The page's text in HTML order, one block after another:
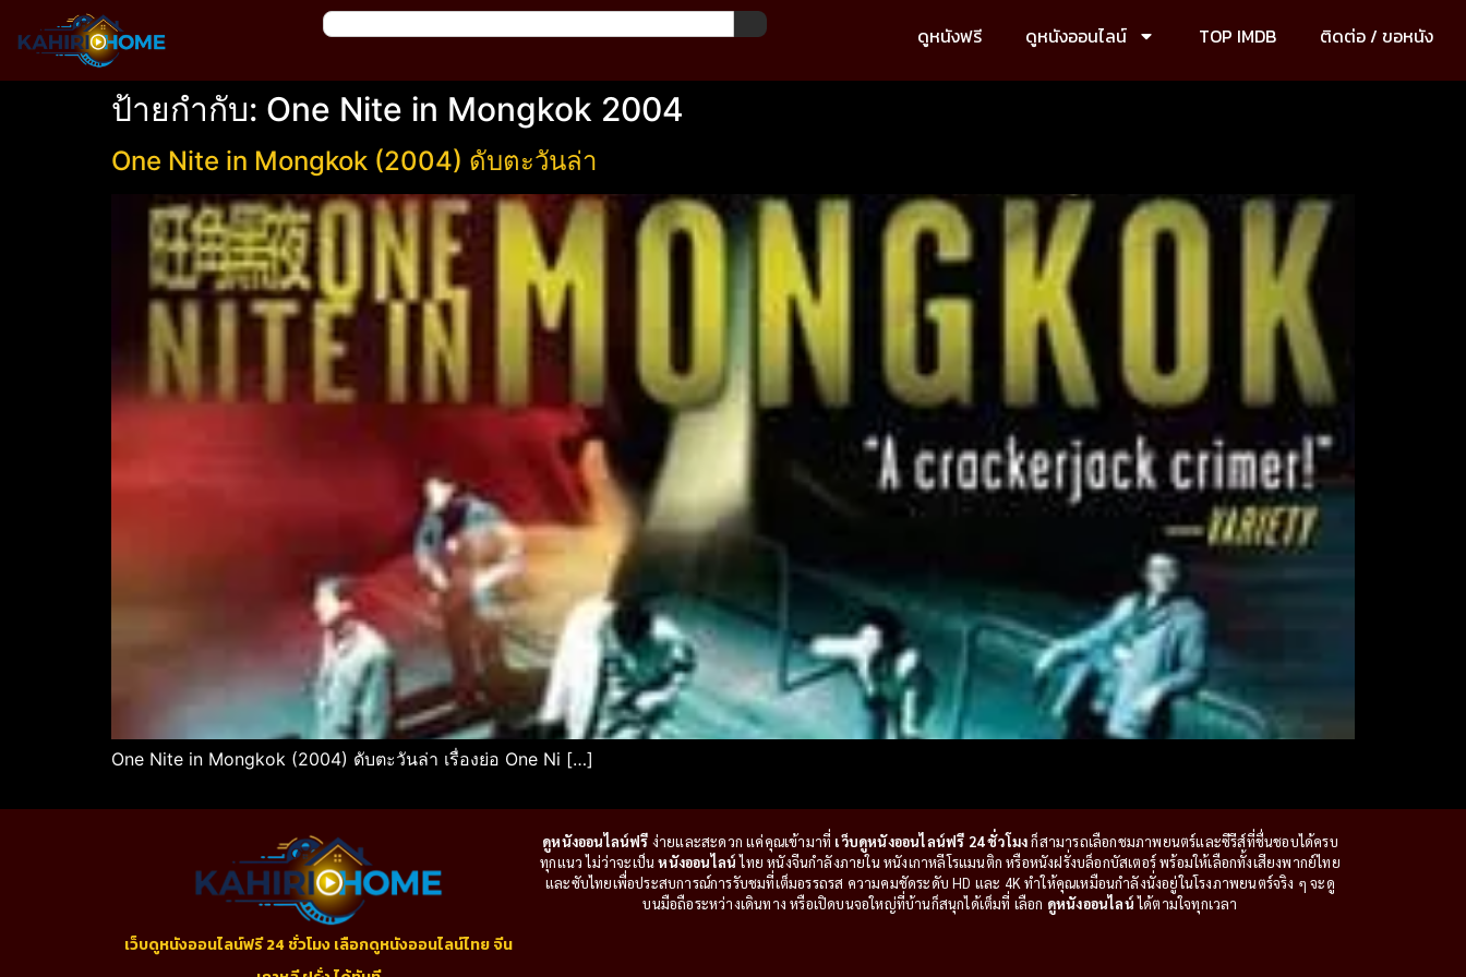
ดูหนังฟรี ดูหนังออนไลน์ TOP IMDB ติดต่อ / ขอหนัง
ป้ายกำกับ: One Nite in Mongkok 2004
One Nite in Mongkok (2004) ดับตะวันล่า
One Nite in Mongkok (2004) ดับตะวันล่า เรื่องย่อ One Ni […]
เว็บดูหนังออนไลน์ฟรี 24 ชั่วโมง เลือกดูหนังออนไลน์ไทย จีน
ดูหนังออนไลน์ฟรี ง่ายและสะดวก แค่คุณเข้ามาที่ เว็บดูหนังออนไลน์ฟรี 24 ชั่วโมงก็สามารถเลือกชมภาพยนตร์และซีรีส์ที่ชื่นชอบได้ครบ
ทุกแนว ไม่ว่าจะเป็นหนังออนไลน์ไทย หนังจีนกำลังภายใน หนังเกาหลีโรแมนติก หรือหนังฝรั่งบล็อกบัสเตอร์ พร้อมให้เลือกทั้งเสียงพากย์ไทย
และซับไทยเพื่อประสบการณ์การรับชมที่เต็มอรรถรส ความคมชัดระดับ HD และ 4K ทำให้คุณเหมือนกำลังนั่งอยู่ในโรงภาพยนตร์จริง ๆ จะดู
บนมือถือระหว่างเดินทาง หรือเปิดบนจอใหญ่ที่บ้านก็สนุกได้เต็มที่ เลือก ดูหนังออนไลน์ได้ตามใจทุกเวลา